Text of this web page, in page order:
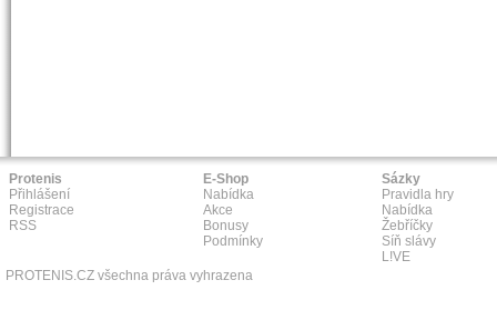
Protenis
Přihlášení
Registrace
RSS
E-Shop
Nabídka
Akce
Bonusy
Podmínky
Sázky
Pravidla hry
Nabídka
Žebříčky
Síň slávy
L!VE
PROTENIS.CZ všechna práva vyhrazena